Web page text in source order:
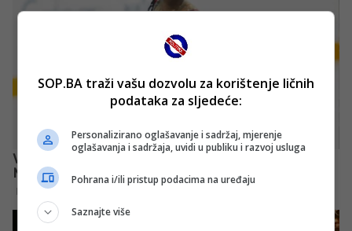
SOP.BA traži vašu dozvolu za korištenje ličnih
podataka za sljedeće:
Personalizirano oglašavanje i sadržaj, mjerenje
oglašavanja i sadržaja, uvidi u publiku i razvoj usluga
Pohrana i/ili pristup podacima na uređaju
Saznajte više